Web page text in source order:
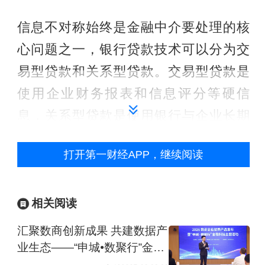
信息不对称始终是金融中介要处理的核
心问题之一，银行贷款技术可以分为交
易型贷款和关系型贷款。交易型贷款是
使用企业财务报表和信息评分等硬信
息，关系型贷款是使用银行与企业长期
从财务报表和公开渠道获得的信息，这
是将新的信息形态，比如互联网平台收
集的关于客户端的非财务信息，以及新
的信息处理方式，比如人工智能的算
打开第一财经APP，继续阅读
相关阅读
汇聚数商创新成果 共建数据产
业生态——“申城•数聚行”金融